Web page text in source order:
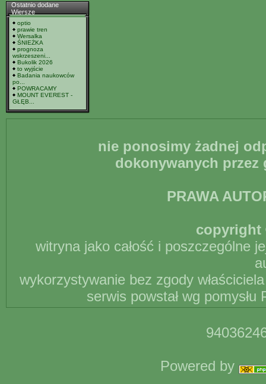
Ostatnio dodane
Wiersze
optio
prawie tren
Wersalka
ŚNIEŻKA
prognoza
wskrzeszeni...
Bukolik 2026
to wyjście
Badania naukowców
po...
POWRACAMY
MOUNT EVEREST -
GŁĘB...
nie ponosimy żadnej
dokonywanych
PRAWA
copyright
witryna jako całość i poszczególne
wykorzystywanie bez zgody
serwis powstał wg
Powered by